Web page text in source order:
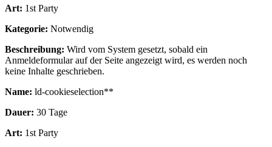
Art: 1st Party
Kategorie: Notwendig
Beschreibung: Wird vom System gesetzt, sobald ein
Anmeldeformular auf der Seite angezeigt wird, es werden noch
keine Inhalte geschrieben.
Name: ld-cookieselection**
Dauer: 30 Tage
Art: 1st Party